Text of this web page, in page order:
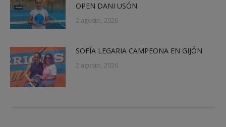
OPEN DANI USÓN
2 agosto, 2026
SOFÍA LEGARIA CAMPEONA EN GIJÓN
2 agosto, 2026